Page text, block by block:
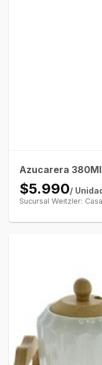
Azucarera
$5.990/
Sucursal Weitzler: